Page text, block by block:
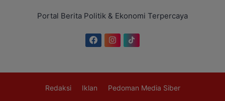
Portal Berita Politik & Ekonomi Terpercaya
Redaksi Iklan Pedoman Media Siber